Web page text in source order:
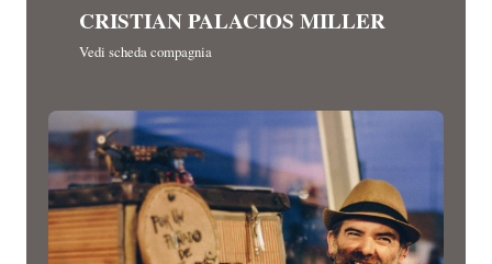
CRISTIAN PALACIOS MILLER
Vedi scheda compagnia